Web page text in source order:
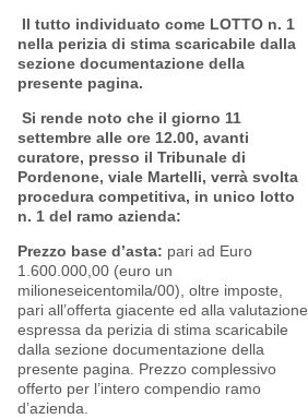
Il tutto individuato come LOTTO n. 1
nella perizia di stima scaricabile dalla
sezione documentazione della
presente pagina.
Si rende noto che il giorno 11
settembre alle ore 12.00, avanti
curatore, presso il Tribunale di
Pordenone, viale Martelli, verrà svolta
procedura competitiva, in unico lotto
n. 1 del ramo azienda:
Prezzo base d’asta: pari ad Euro
1.600.000,00 (euro un
milioneseicentomila/00), oltre imposte,
pari all’offerta giacente ed alla valutazione
espressa da perizia di stima scaricabile
dalla sezione documentazione della
presente pagina. Prezzo complessivo
offerto per l’intero compendio ramo
d’azienda.